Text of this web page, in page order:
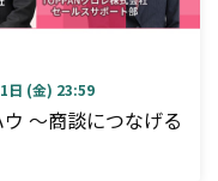
日 (金) 23:59
～商談につなげる